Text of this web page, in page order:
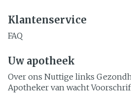
Klantenservice
FAQ
Uw apotheek
Over ons Nuttige links
Apotheker van wacht